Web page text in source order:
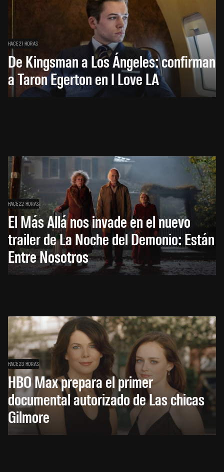
HACE 21 HORAS
De Kingsman a Los Ángeles: confirman
a Taron Egerton en I Love LA
HACE 22 HORAS
El Más Allá nos invade en el nuevo
trailer de La Noche del Demonio: Están
Entre Nosotros
HACE 23 HORAS
HBO Max prepara el primer
documental autorizado de Las chicas
Gilmore